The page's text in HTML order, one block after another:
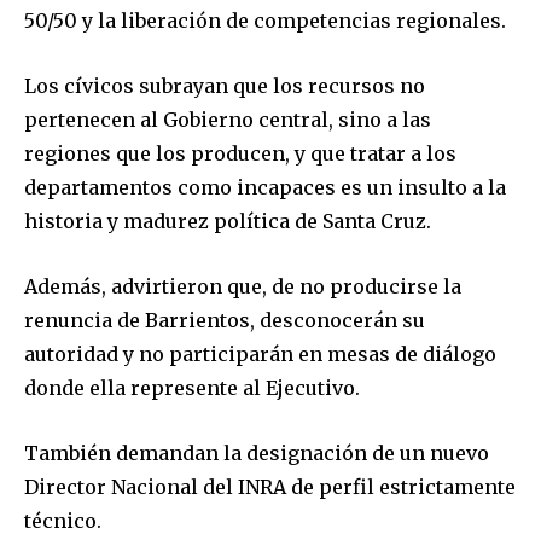
50/50 y la liberación de competencias regionales.
Los cívicos subrayan que los recursos no
pertenecen al Gobierno central, sino a las
regiones que los producen, y que tratar a los
departamentos como incapaces es un insulto a la
historia y madurez política de Santa Cruz.
Además, advirtieron que, de no producirse la
renuncia de Barrientos, desconocerán su
autoridad y no participarán en mesas de diálogo
donde ella represente al Ejecutivo.
También demandan la designación de un nuevo
Director Nacional del INRA de perfil estrictamente
técnico.